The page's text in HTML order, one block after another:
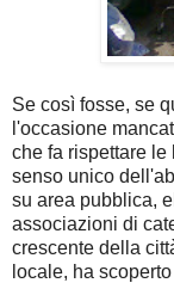
Se così fosse, se
l'occasione
che fa rispettare
senso unico
su area pubblica,
associazioni di
crescente della
locale, ha